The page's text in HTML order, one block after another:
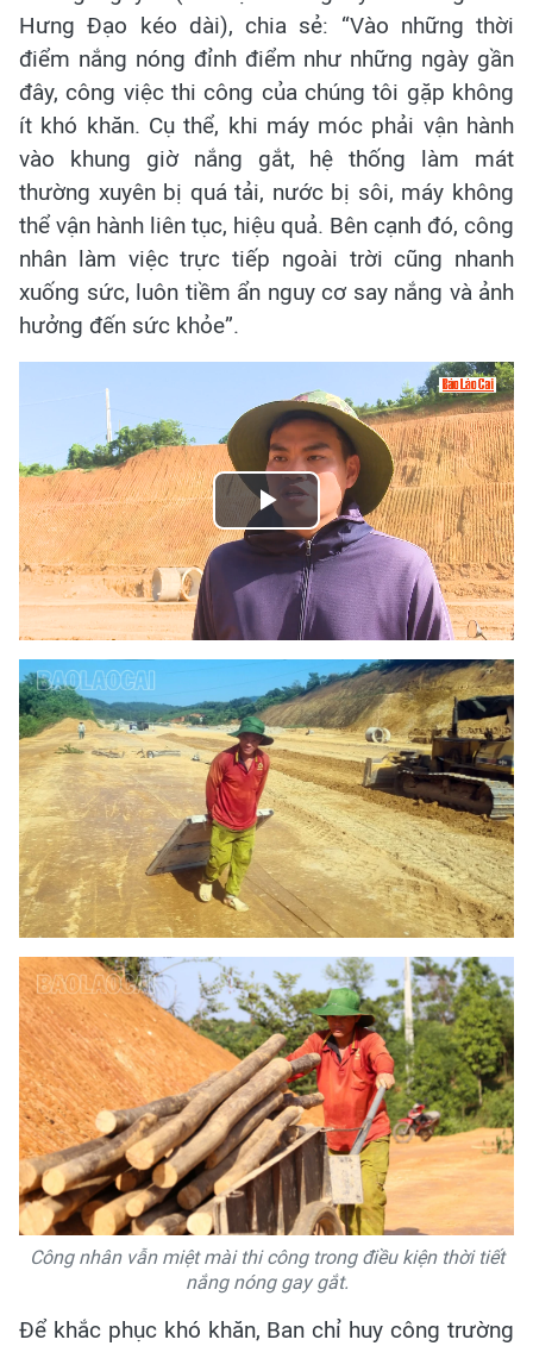
Hưng Đạo kéo dài), chia sẻ: “Vào những thời
điểm nắng nóng đỉnh điểm như những ngày gần
đây, công việc thi công của chúng tôi gặp không
ít khó khăn. Cụ thể, khi máy móc phải vận hành
vào khung giờ nắng gắt, hệ thống làm mát
thường xuyên bị quá tải, nước bị sôi, máy không
thể vận hành liên tục, hiệu quả. Bên cạnh đó, công
nhân làm việc trực tiếp ngoài trời cũng nhanh
xuống sức, luôn tiềm ẩn nguy cơ say nắng và ảnh
hưởng đến sức khỏe”.
Play
Video
Công nhân vẫn miệt mài thi công trong điều kiện thời tiết
nắng nóng gay gắt.
Để khắc phục khó khăn, Ban chỉ huy công trường